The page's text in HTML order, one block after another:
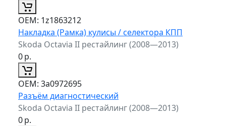
ОЕМ: 1z1863212
Накладка (Рамка) кулисы / селектора КПП
Skoda Octavia II рестайлинг (2008—2013)
0р.
ОЕМ: 3a0972695
Разъём диагностический
Skoda Octavia II рестайлинг (2008—2013)
0р.